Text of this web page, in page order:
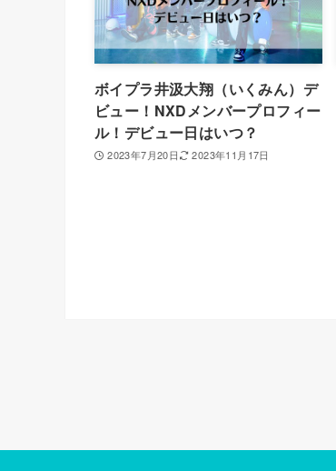
ボイプラ井汲大翔（いくみん）デ
ビュー！NXDメンバープロフィー
ル！デビュー日はいつ？
2023年7月20日 2023年11月17日